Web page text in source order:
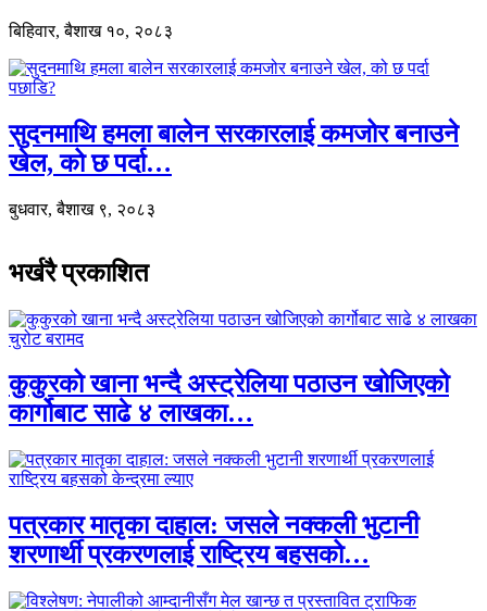
बिहिवार, बैशाख १०, २०८३
सुदनमाथि हमला बालेन सरकारलाई कमजोर बनाउने
खेल, को छ पर्दा…
बुधवार, बैशाख ९, २०८३
भर्खरै प्रकाशित
कुकुरको खाना भन्दै अस्ट्रेलिया पठाउन खोजिएको
कार्गोबाट साढे ४ लाखका…
पत्रकार मातृका दाहाल: जसले नक्कली भुटानी
शरणार्थी प्रकरणलाई राष्ट्रिय बहसको…